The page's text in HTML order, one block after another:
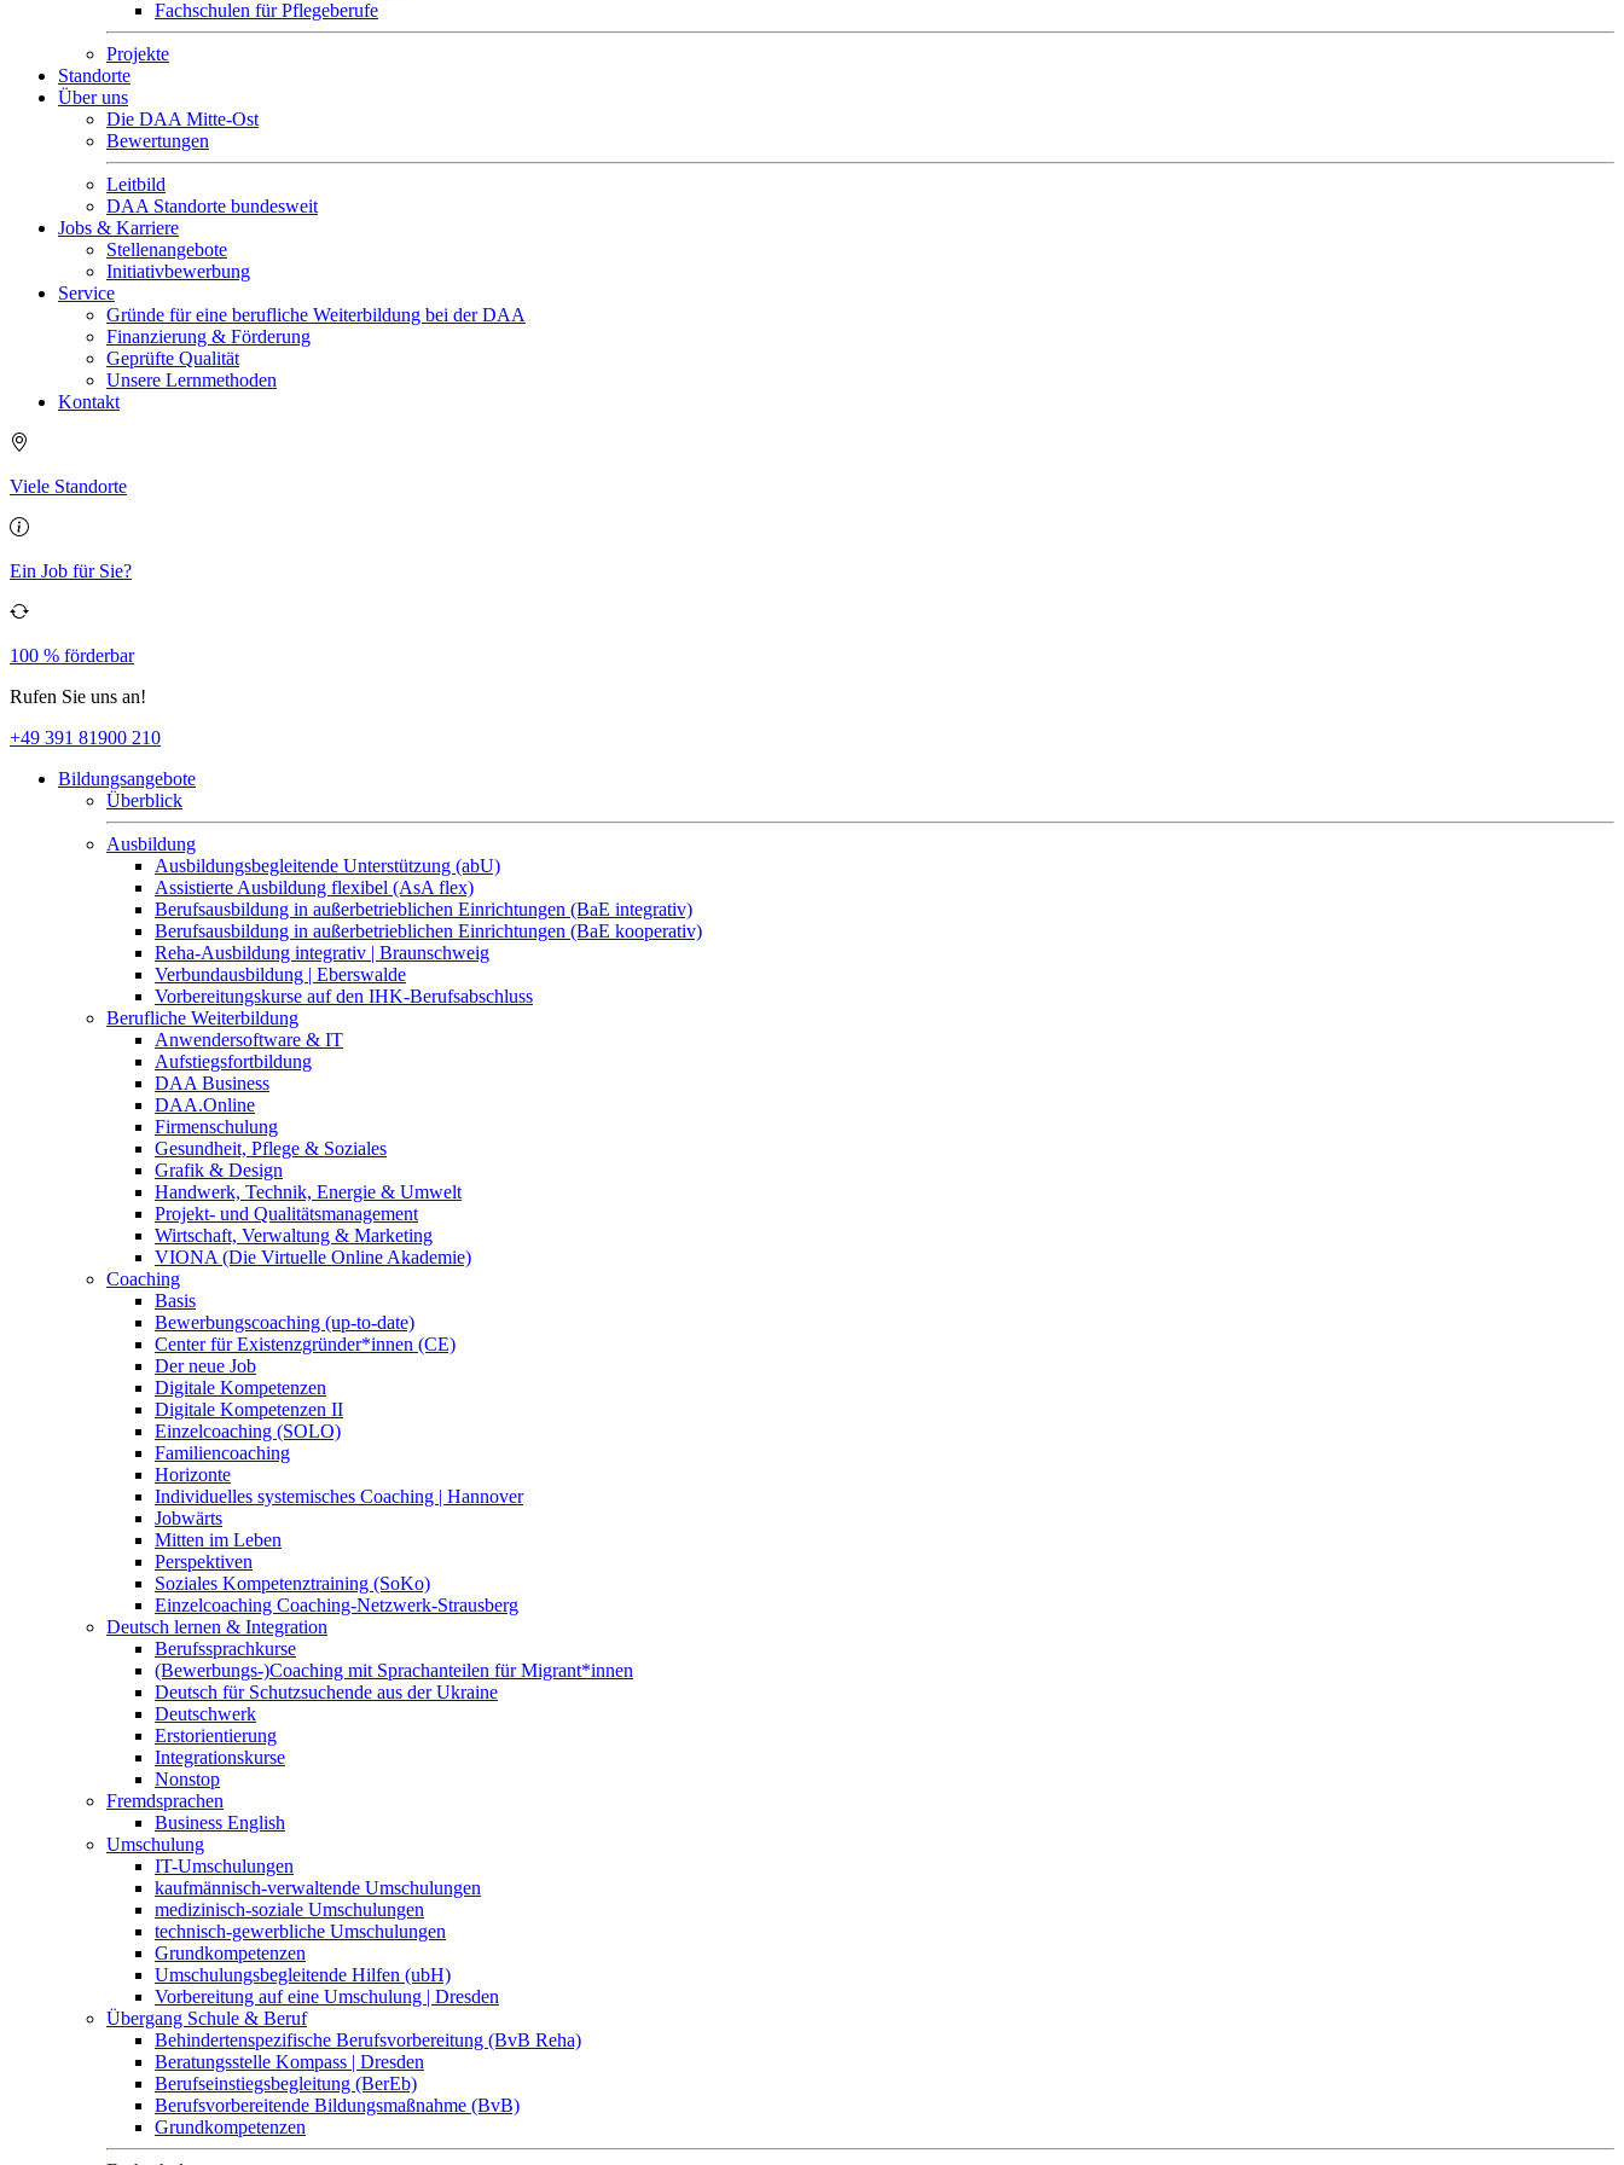
Fachschulen für Pflegeberufe
Projekte
Standorte
Über uns
Die DAA Mitte-Ost
Bewertungen
Leitbild
DAA Standorte bundesweit
Jobs & Karriere
Stellenangebote
Initiativbewerbung
Service
Gründe für eine berufliche Weiterbildung bei der DAA
Finanzierung & Förderung
Geprüfte Qualität
Unsere Lernmethoden
Kontakt
Viele Standorte
Ein Job für Sie?
100 % förderbar
Rufen Sie uns an!
+49 391 81900 210
Bildungsangebote
Überblick
Ausbildung
Ausbildungsbegleitende Unterstützung (abU)
Assistierte Ausbildung flexibel (AsA flex)
Berufsausbildung in außerbetrieblichen Einrichtungen (BaE integrativ)
Berufsausbildung in außerbetrieblichen Einrichtungen (BaE kooperativ)
Reha-Ausbildung integrativ | Braunschweig
Verbundausbildung | Eberswalde
Vorbereitungskurse auf den IHK-Berufsabschluss
Berufliche Weiterbildung
Anwendersoftware & IT
Aufstiegsfortbildung
DAA Business
DAA.Online
Firmenschulung
Gesundheit, Pflege & Soziales
Grafik & Design
Handwerk, Technik, Energie & Umwelt
Projekt- und Qualitätsmanagement
Wirtschaft, Verwaltung & Marketing
VIONA (Die Virtuelle Online Akademie)
Coaching
Basis
Bewerbungscoaching (up-to-date)
Center für Existenzgründer*innen (CE)
Der neue Job
Digitale Kompetenzen
Digitale Kompetenzen II
Einzelcoaching (SOLO)
Familiencoaching
Horizonte
Individuelles systemisches Coaching | Hannover
Jobwärts
Mitten im Leben
Perspektiven
Soziales Kompetenztraining (SoKo)
Einzelcoaching Coaching-Netzwerk-Strausberg
Deutsch lernen & Integration
Berufssprachkurse
(Bewerbungs-)Coaching mit Sprachanteilen für Migrant*innen
Deutsch für Schutzsuchende aus der Ukraine
Deutschwerk
Erstorientierung
Integrationskurse
Nonstop
Fremdsprachen
Business English
Umschulung
IT-Umschulungen
kaufmännisch-verwaltende Umschulungen
medizinisch-soziale Umschulungen
technisch-gewerbliche Umschulungen
Grundkompetenzen
Umschulungsbegleitende Hilfen (ubH)
Vorbereitung auf eine Umschulung | Dresden
Übergang Schule & Beruf
Behindertenspezifische Berufsvorbereitung (BvB Reha)
Beratungsstelle Kompass | Dresden
Berufseinstiegsbegleitung (BerEb)
Berufsvorbereitende Bildungsmaßnahme (BvB)
Grundkompetenzen